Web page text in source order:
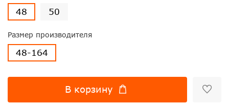
48 50
Размер производителя
48-164
В корзину